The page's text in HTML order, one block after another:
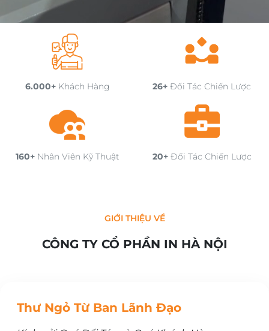
6.000+ Khách Hàng 26+ Đối Tác Chiến Lược
160+ Nhân Viên Kỹ Thuật 20+ Đối Tác Chiến Lược
GIỚI THIỆU VỀ
CÔNG TY CỔ PHẦN IN HÀ NỘI
Thư Ngỏ Từ Ban Lãnh Đạo